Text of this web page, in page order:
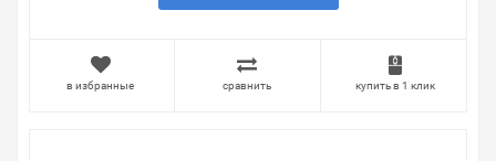
в избранные сравнить купить в 1 клик